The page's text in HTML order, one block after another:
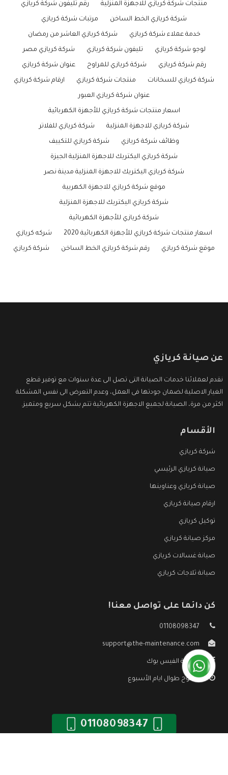
منتجات شركة كريازي للاجهزة المنزلية رقم تليفون شركة كريازي
شركة كريازي الخط الساخن مرتبات شركة كريازي
خدمة عملاء شركة كريازي شركة كريازي العاشر من رمضان
لوجو شركة كريازي تليفون شركة كريازي شركة كريازي مصر
رقم شركة كريازي شركة كريازي للمراوح عنوان شركة كريازي
شركة كريازي للسخانات منتجات شركة كريازي ارقام شركة كريازي
عنوان شركة كريازي العبور
اسعار منتجات شركة كريازي للأجهزة الكهربائية
شركة كريازي للاجهزة المنزلية شركة كريازي للفلاتر
وظائف شركة كريازي شركة كريازي للتكييف
شركة كريازي اليكتريك للاجهزة المنزلية الجيزة
شركة كريازي اليكتريك للاجهزة المنزلية مدينة نصر
موقع شركة كريازي للاجهزة الكهربية
شركة كريازي اليكتريك للاجهزة المنزلية
شركة كريازي للأجهزة الكهربائية
اسعار منتجات شركة كريازي للأجهزة الكهربائية 2020 شركه كريازي
موقع شركة كريازي رقم شركة كريازي الخط الساخن شركة كريازي
عن صيانة كريازي
نقدم لعملائنا خدمات الصيانة التى تصل الى عدة سنوات مع توفير قطع
الغيار الاصلية لضمان جودتها فى العمل، وعدم التعرض الى نفس المشكلة
اكثر من مرة، الصيانة لجميع الاجهزة الكهربائية تتم بشكل سريع ومتميز.
الأقسام
شركة كريازي
صيانة كريازي الرئيسي
صيانة كريازي وعناوينها
ارقام صيانة كريازي
توكيل كريازي
مركز صيانة كريازي
صيانة غسالات كريازي
صيانة ثلاجات كريازي
كن دائما على تواصل معنا!
01108098347
support@the-maintenance.com
صفحة الفيس بوك
مفتوح طوال ايام الأسبوع
01108098347